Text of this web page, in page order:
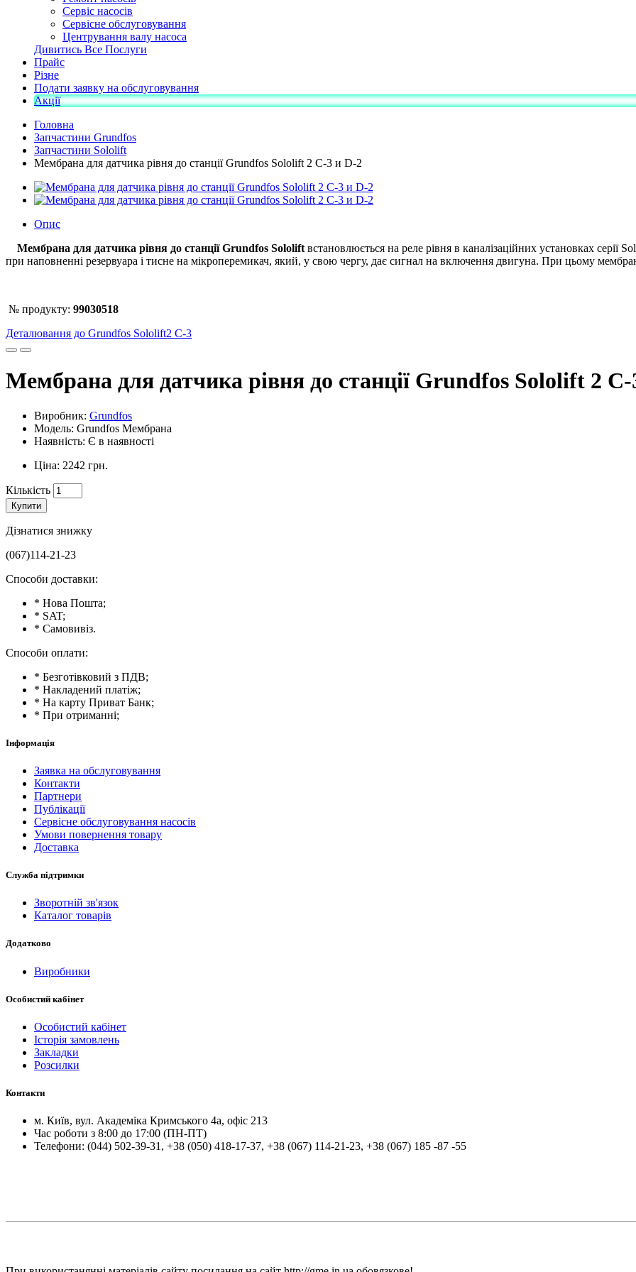
Сервіс насосів
Сервісне обслуговування
Центрування валу насоса
Дивитись Все Послуги
Прайс
Різне
Подати заявку на обслуговування
Акції
Головна
Запчастини Grundfos
Запчастини Sololift
Мембрана для датчика рівня до станції Grundfos Sololift 2 C-3 и D-2
Опис
Мембрана для датчика рівня до станції Grundfos Sololift встановлюється на реле рівня в каналізаційних установках серії
при наповненні резервуара і тисне на мікроперемикач, який, у свою чергу, дає сигнал на включення двигуна. При цьому
№ продукту: 99030518
Деталювання до Grundfos Sololift2 C-3
Мембрана для датчика рівня до станції Grundfos Sololift 2
Виробник: Grundfos
Модель: Grundfos Мембрана
Наявність: Є в наявності
Ціна: 2242 грн.
Кількість
Купити
Дізнатися знижку
(067)114-21-23
Способи доставки:
* Нова Пошта;
* SAT;
* Самовивіз.
Способи оплати:
* Безготівковий з ПДВ;
* Накладений платіж;
* На карту Приват Банк;
* При отриманні;
Інформація
Заявка на обслуговування
Контакти
Партнери
Публікації
Сервісне обслуговування насосів
Умови повернення товару
Доставка
Служба підтримки
Зворотній зв'язок
Каталог товарів
Додатково
Виробники
Особистий кабінет
Особистий кабінет
Історія замовлень
Закладки
Розсилки
Контакти
м. Київ, вул. Академіка Кримського 4а, офіс 213
Час роботи з 8:00 до 17:00 (ПН-ПТ)
Телефони: (044) 502-39-31 , +38 (050) 418-17-37, +38 (067) 114-21-23, +38 (067) 185 -87 -55